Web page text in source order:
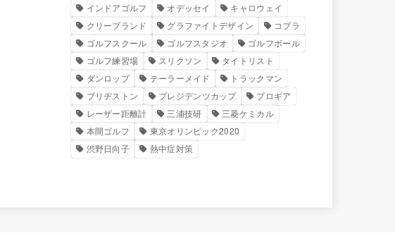
インドアゴルフ
オデッセイ
キャロウェイ
クリーブランド
グラファイトデザイン
コブラ
ゴルフスクール
ゴルフスタジオ
ゴルフボール
ゴルフ練習場
スリクソン
タイトリスト
ダンロップ
テーラーメイド
トラックマン
ブリヂストン
プレジデンツカップ
プロギア
レーザー距離計
三浦技研
三菱ケミカル
本間ゴルフ
東京オリンピック2020
渋野日向子
熱中症対策